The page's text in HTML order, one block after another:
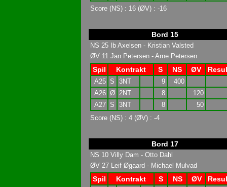
Score (NS) : 16 (ØV) : -16
Bord 15
NS 25 Ib Axelsen - Kristian Valsted
ØV 11 Jan Petersen - Arne Petersen
Spil Kontrakt S NS ØV
A25 S 3NT 9
400
A26 Ø 2NT 8
120
A27 S 3NT 8
50
Score (NS) : 4 (ØV) : -4
Bord 17
NS 10 Villy Dam - Otto Dahl
ØV 27 Leif Øgaard - Michael Mulvad
Spil Kontrakt S NS ØV